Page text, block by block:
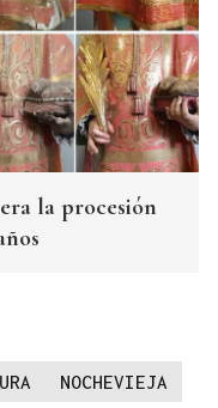
la procesión
NOCHEVIEJA